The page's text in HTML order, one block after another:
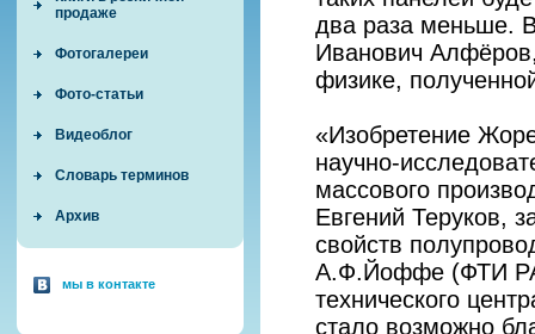
продаже
Фотогалереи
Фото-статьи
Видеоблог
Словарь терминов
Архив
мы в контакте
два раза меньше.
Иванович
физике,
«Изобретение
научно-
массового
Евгений Теруков,
свойств
А.Ф.Йоффе (ФТИ
технического
стало возможно